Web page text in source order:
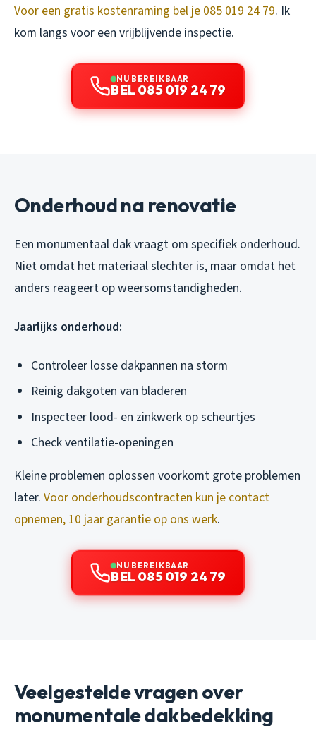
Voor een gratis kostenraming bel je 085 019 24 79. Ik
kom langs voor een vrijblijvende inspectie.
NU BEREIKBAAR
BEL 085 019 24 79
Onderhoud na renovatie
Een monumentaal dak vraagt om specifiek onderhoud.
Niet omdat het materiaal slechter is, maar omdat het
anders reageert op weersomstandigheden.
Jaarlijks onderhoud:
Controleer losse dakpannen na storm
Reinig dakgoten van bladeren
Inspecteer lood- en zinkwerk op scheurtjes
Check ventilatie-openingen
Kleine problemen oplossen voorkomt grote problemen
later. Voor onderhoudscontracten kun je contact
opnemen, 10 jaar garantie op ons werk.
NU BEREIKBAAR
BEL 085 019 24 79
Veelgestelde vragen over
monumentale dakbedekking